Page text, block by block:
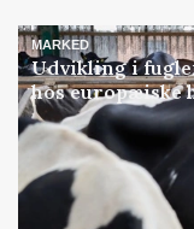
MARKED
Udvikling i
hos europæiske